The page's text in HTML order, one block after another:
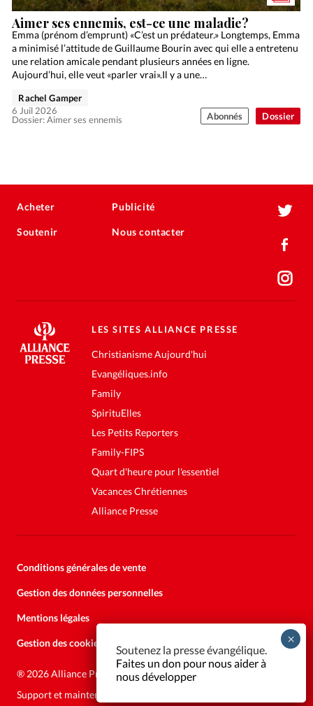
Dossier
Aimer ses ennemis, est-ce une maladie?
Emma (prénom d’emprunt) «C’est un prédateur.» Longtemps, Emma
a minimisé l’attitude de Guillaume Bourin avec qui elle a entretenu
une relation amicale pendant plusieurs années en ligne.
Aujourd’hui, elle veut «parler vrai».Il y a une…
Dossier: Aimer ses ennemis
Rachel Gamper
6 Juil 2026
Abonnés
Acheter
Soutenir
Publicité
Nous contacter
LES SITES ALLIANCE PRESSE
Christianisme Aujourd'hui
Evangéliques.info
Family
SpirituElles
Les Petits Reporters
Family-FIPS
Quart d'heure pour l'essentiel
Vacances Chrétiennes
Alliance Presse
Conditions générales de vente
Gestion des données personnelles
Mentions légales
Gestion des cookies
® 2026 Alliance Presse
Support et maintenance:
Soutenez la presse évangélique.
Faites un don pour nous aider à
nous développer